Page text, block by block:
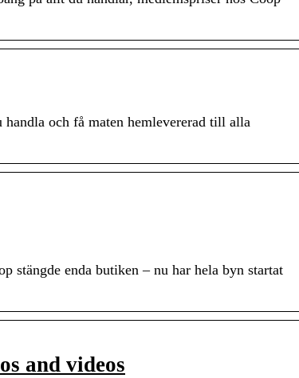
och få maten hemlevererad till alla
stängde enda butiken – nu har hela byn startat
and videos